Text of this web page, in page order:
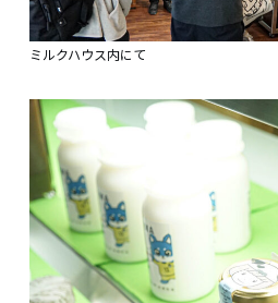
ミルクハウス内にて